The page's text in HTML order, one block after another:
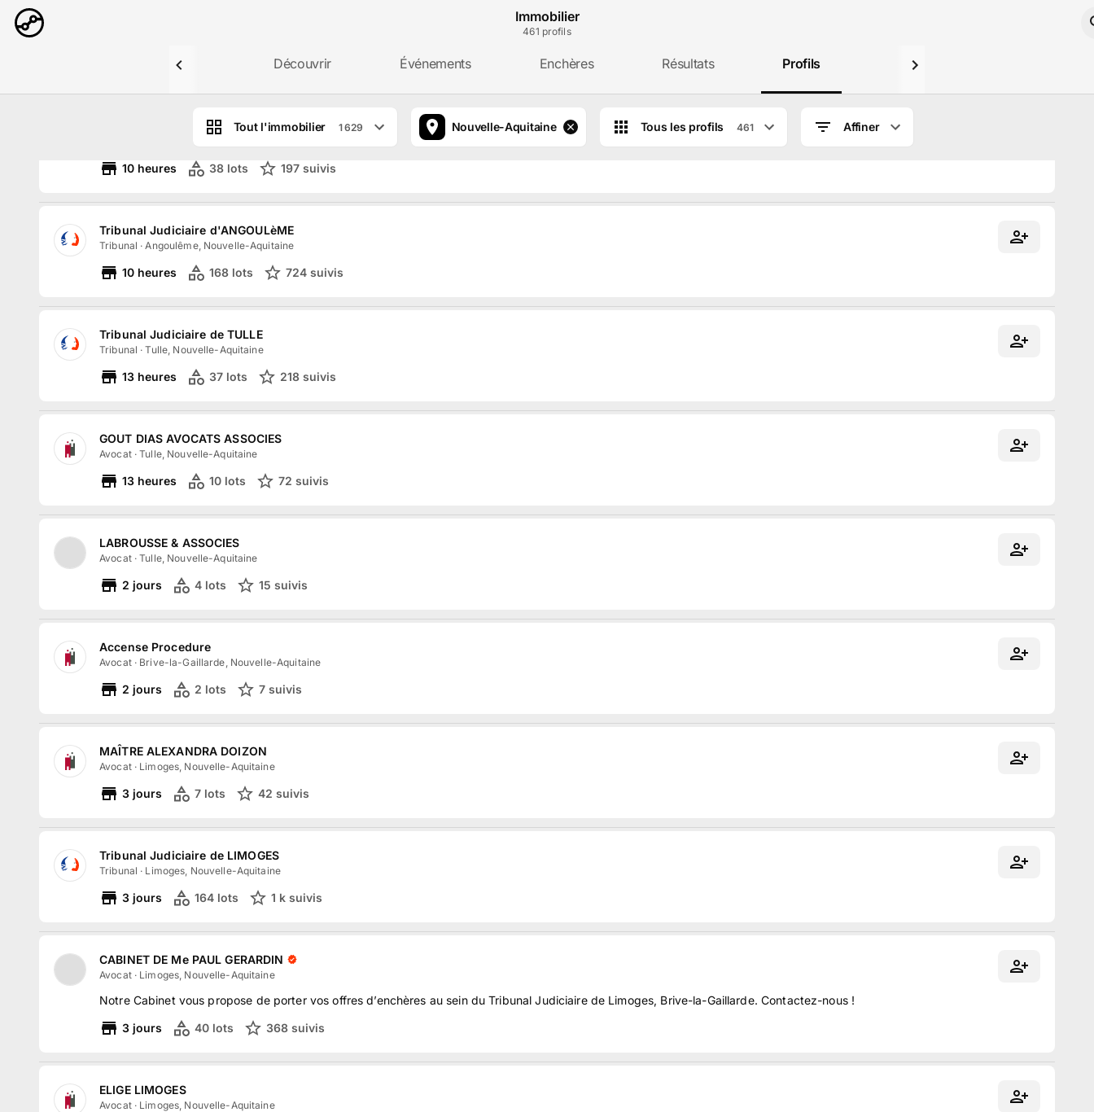
Aller au contenu principal
Immobilier
461 profils
Découvrir Événements Enchères Résultats Profils
Tout l'immobilier 1 629 Nouvelle-Aquitaine Tous les profils 461 Affiner
Cabinet d'avocats situé à Angoulême, composé de quatre avocats associés.
10 heures 38 lots 197 suivis
Tribunal Judiciaire d'ANGOULèME
Tribunal ·Angoulême, Nouvelle-Aquitaine
10 heures 168 lots 724 suivis
Tribunal Judiciaire de TULLE
Tribunal ·Tulle, Nouvelle-Aquitaine
13 heures 37 lots 218 suivis
GOUT DIAS AVOCATS ASSOCIES
Avocat·Tulle, Nouvelle-Aquitaine
13 heures 10 lots 72 suivis
LABROUSSE & ASSOCIES
Avocat·Tulle, Nouvelle-Aquitaine
2 jours 4 lots 15 suivis
Accense Procedure
Avocat· Brive-la-Gaillarde, Nouvelle-Aquitaine
2 jours 2 lots 7 suivis
MAÎTRE ALEXANDRA DOIZON
Avocat· Limoges, Nouvelle-Aquitaine
3 jours 7 lots 42 suivis
Tribunal Judiciaire de LIMOGES
Tribunal · Limoges, Nouvelle-Aquitaine
3 jours 164 lots 1 k suivis
CABINET DE Me PAUL GERARDIN
Avocat· Limoges, Nouvelle-Aquitaine
Notre Cabinet vous propose de porter vos offres d’enchères au sein du Tribunal Judiciaire de Limoges, Brive-la-Gaillarde. Contactez-nous !
3 jours 40 lots 368 suivis
ELIGE LIMOGES
Avocat· Limoges, Nouvelle-Aquitaine